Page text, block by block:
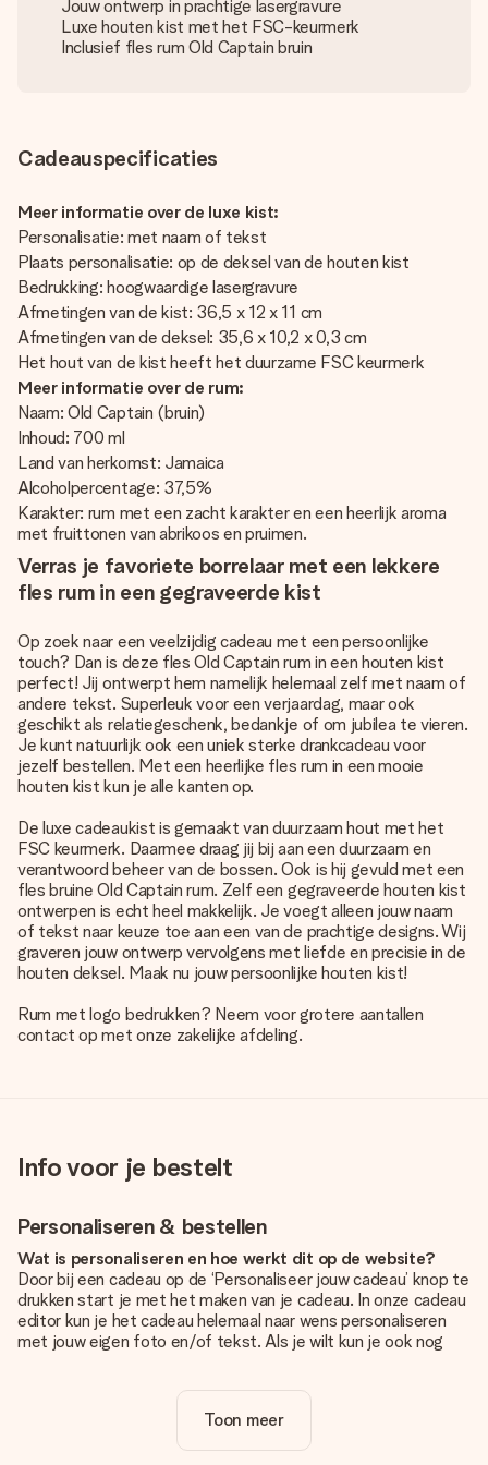
Jouw ontwerp in prachtige lasergravure
Luxe houten kist met het FSC-keurmerk
Inclusief fles rum Old Captain bruin
Cadeauspecificaties
Meer informatie over de luxe kist:
Personalisatie: met naam of tekst
Plaats personalisatie: op de deksel van de houten kist
Bedrukking: hoogwaardige lasergravure
Afmetingen van de kist: 36,5 x 12 x 11 cm
Afmetingen van de deksel: 35,6 x 10,2 x 0,3 cm
Het hout van de kist heeft het duurzame FSC keurmerk
Meer informatie over de rum:
Naam: Old Captain (bruin)
Inhoud: 700 ml
Land van herkomst: Jamaica
Alcoholpercentage: 37,5%
Karakter: rum met een zacht karakter en een heerlijk aroma
met fruittonen van abrikoos en pruimen.
Verras je favoriete borrelaar met een lekkere
fles rum in een gegraveerde kist
Op zoek naar een veelzijdig cadeau met een persoonlijke
touch? Dan is deze fles Old Captain rum in een houten kist
perfect! Jij ontwerpt hem namelijk helemaal zelf met naam of
andere tekst. Superleuk voor een verjaardag, maar ook
geschikt als relatiegeschenk, bedankje of om jubilea te vieren.
Je kunt natuurlijk ook een uniek sterke drankcadeau voor
jezelf bestellen. Met een heerlijke fles rum in een mooie
houten kist kun je alle kanten op.
De luxe cadeaukist is gemaakt van duurzaam hout met het
FSC keurmerk. Daarmee draag jij bij aan een duurzaam en
verantwoord beheer van de bossen. Ook is hij gevuld met een
fles bruine Old Captain rum. Zelf een gegraveerde houten kist
ontwerpen is echt heel makkelijk. Je voegt alleen jouw naam
of tekst naar keuze toe aan een van de prachtige designs. Wij
graveren jouw ontwerp vervolgens met liefde en precisie in de
houten deksel. Maak nu jouw persoonlijke houten kist!
Rum met logo bedrukken? Neem voor grotere aantallen
contact op met onze zakelijke afdeling.
Info voor je bestelt
Personaliseren & bestellen
Wat is personaliseren en hoe werkt dit op de website?
Door bij een cadeau op de ‘Personaliseer jouw cadeau’ knop te
drukken start je met het maken van je cadeau. In onze cadeau
editor kun je het cadeau helemaal naar wens personaliseren
met jouw eigen foto en/of tekst. Als je wilt kun je ook nog
Is personalisatie in de prijs inbegrepen?
De prijs die op de website wordt getoond is inclusief de
Toon meer